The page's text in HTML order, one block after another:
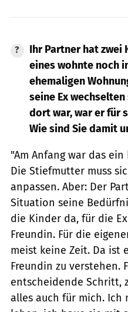
Ihr Partner hat zwei
eines wohnte noch
ehemaligen
seine Ex
dort war, war er für
Wie sind Sie damit
"Am Anfang war das
Die Stiefmutter muss
anpassen. Aber: Der
Situation seine
die Kinder da, für die
Freundin. Für die
meist keine Zeit. Da ist
Freundin zu verstehen.
entscheidende Schritt,
alles auch für mich. Ich